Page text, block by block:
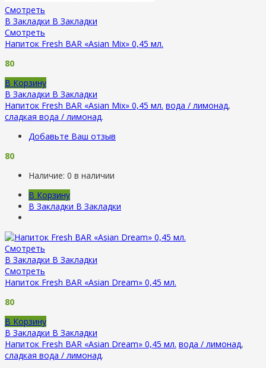
Смотреть
В Закладки В Закладки
Смотреть
Напиток Fresh BAR «Asian Mix» 0,45 мл.
80
В Корзину
В Закладки В Закладки
Напиток Fresh BAR «Asian Mix» 0,45 мл. вода / лимонад,
сладкая вода / лимонад.
Добавьте Ваш отзыв
80
Наличие: 0 в наличии
В Корзину
В Закладки В Закладки
Смотреть
В Закладки В Закладки
Смотреть
Напиток Fresh BAR «Asian Dream» 0,45 мл.
80
В Корзину
В Закладки В Закладки
Напиток Fresh BAR «Asian Dream» 0,45 мл. вода / лимонад,
сладкая вода / лимонад.